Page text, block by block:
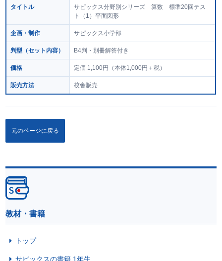
タイトル
サピックス分野別シリーズ 算数 標準20回テス
ト（1）平面図形
企画・制作 サピックス小学部
判型 （セット内容） B4判・別冊解答付き
価格 定価 1,100円 （本体1,000円＋税）
販売方法 校舎販売
元のページに戻る
教材・書籍
トップ
サピックスの書籍 1年生